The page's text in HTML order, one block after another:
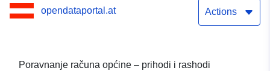
opendataportal.at Actions
Poravnanje računa općine – prihodi i rashodi